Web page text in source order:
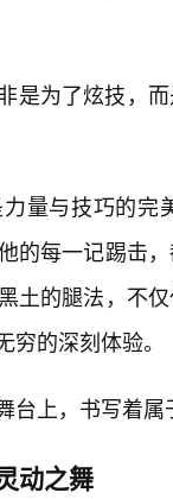
是为了炫技，
量与技巧的
的每一记踢击
土的腿法，不
的深刻体验。
上，书写着属
动之舞